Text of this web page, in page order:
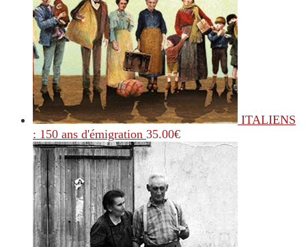
ITALIENS
: 150 ans d'émigration 35.00€